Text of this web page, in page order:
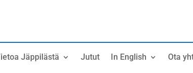
Jäppilästä Jutut In English Ota